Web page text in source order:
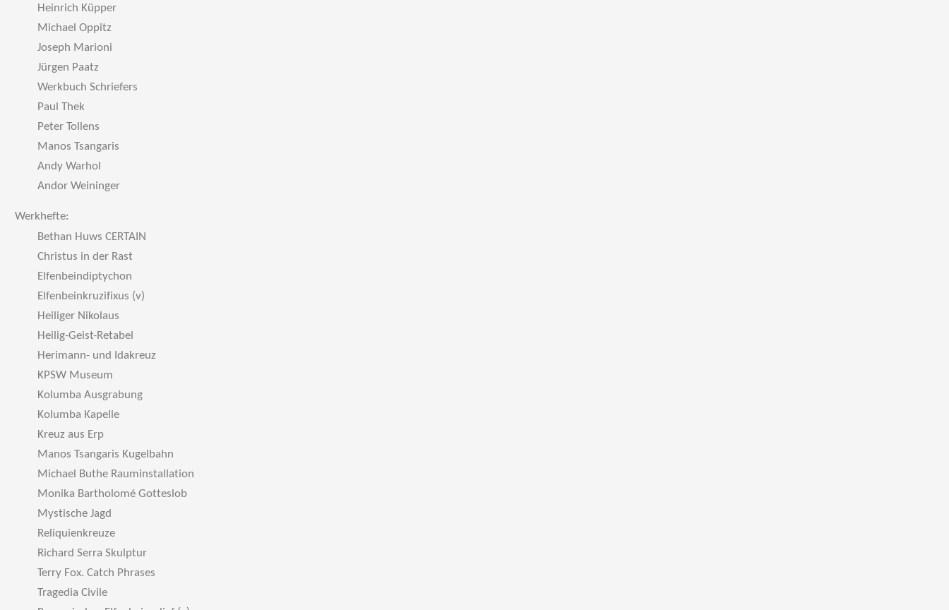
Heinrich Küpper
Michael Oppitz
Joseph Marioni
Jürgen Paatz
Werkbuch Schriefers
Paul Thek
Peter Tollens
Manos Tsangaris
Andy Warhol
Andor Weininger
Werkhefte:
Bethan Huws CERTAIN
Christus in der Rast
Elfenbeindiptychon
Elfenbeinkruzifixus (v)
Heiliger Nikolaus
Heilig-Geist-Retabel
Herimann- und Idakreuz
KPSW Museum
Kolumba Ausgrabung
Kolumba Kapelle
Kreuz aus Erp
Manos Tsangaris Kugelbahn
Michael Buthe Rauminstallation
Monika Bartholomé Gotteslob
Mystische Jagd
Reliquienkreuze
Richard Serra Skulptur
Terry Fox. Catch Phrases
Tragedia Civile